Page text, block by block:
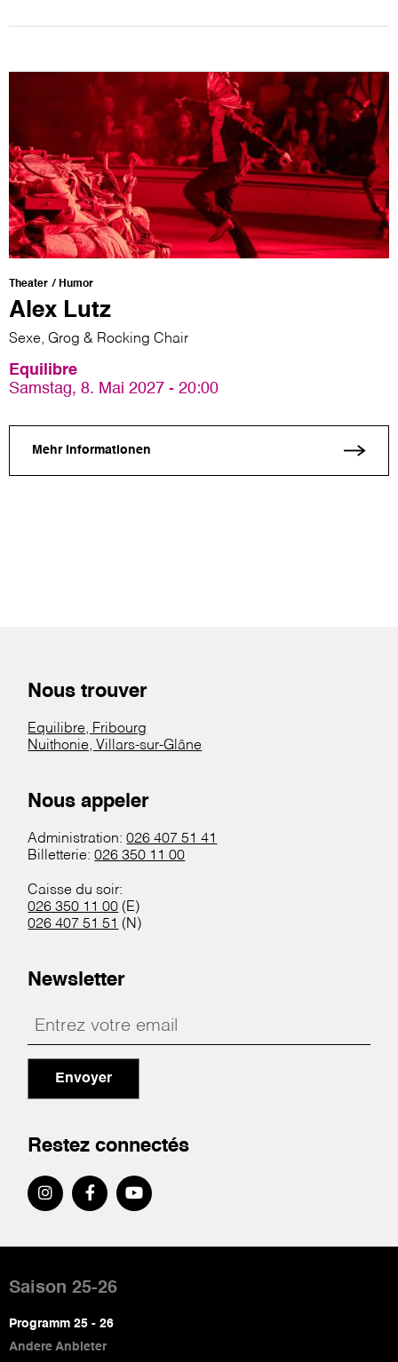
Theater Humor
Alex Lutz
Sexe, Grog & Rocking Chair
Equilibre
Samstag, 8. Mai 2027 - 20:00
Mehr Informationen
Nous trouver
Equilibre, Fribourg
Nuithonie, Villars-sur-Glâne
Nous appeler
Administration:026 407 51 41
Billetterie:026 350 11 00
Caisse du soir:
026 350 11 00 (E)
026 407 51 51 (N)
Newsletter
Envoyer
Restez connectés
de
page
Saison 25-26
Programm 25 - 26
Andere Anbieter